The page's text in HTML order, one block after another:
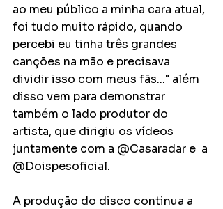
ao meu público a minha cara atual,
foi tudo muito rápido, quando
percebi eu tinha três grandes
canções na mão e precisava
dividir isso com meus fãs..." além
disso vem para demonstrar
também o lado produtor do
artista, que dirigiu os vídeos
juntamente com a @Casaradar e  a
@Doispesoficial.
A produção do disco continua a